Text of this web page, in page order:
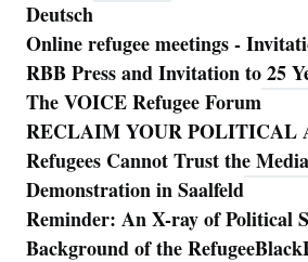
Deutsch
Online refugee meetings -
RBB Press and Invitation to 25
The VOICE Refugee Forum
RECLAIM YOUR POLITICAL
Refugees Cannot Trust the
Demonstration in Saalfeld
Reminder: An X-ray of Political
Background of the